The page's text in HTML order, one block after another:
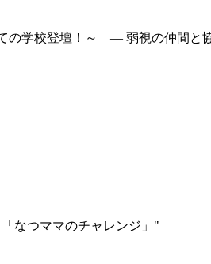
の学校登壇！～ — 弱視の仲間